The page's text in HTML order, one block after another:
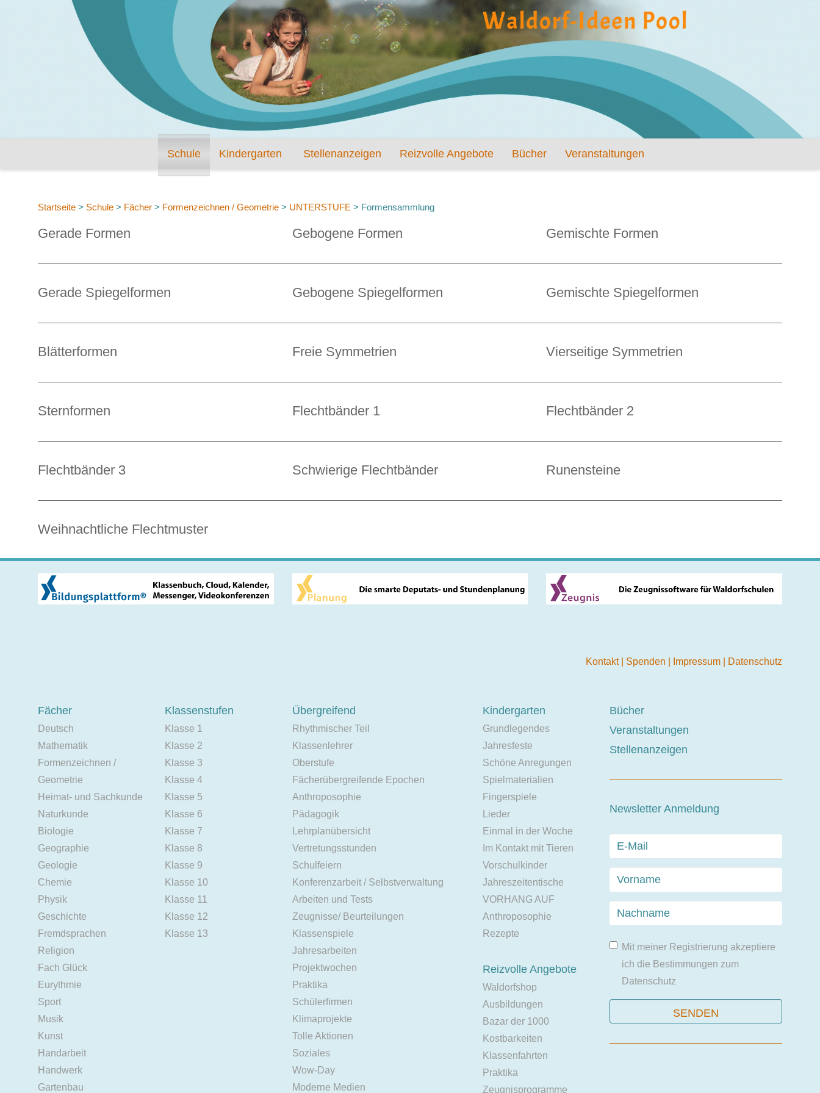
Schule Kindergarten Stellenanzeigen Reizvolle Angebote Bücher Veranstaltungen
Startseite > Schule > Fächer > Formenzeichnen / Geometrie > UNTERSTUFE > Formensammlung
Gerade Formen Gebogene Formen Gemischte Formen
Gerade Spiegelformen Gebogene Spiegelformen Gemischte Spiegelformen
Blätterformen Freie Symmetrien Vierseitige Symmetrien
Sternformen Flechtbänder 1 Flechtbänder 2
Flechtbänder 3 Schwierige Flechtbänder Runensteine
Weihnachtliche Flechtmuster
Kontakt Spenden Impressum Datenschutz
Fächer
Deutsch
Mathematik
Formenzeichnen /
Geometrie
Heimat- und Sachkunde
Naturkunde
Biologie
Geographie
Geologie
Chemie
Physik
Geschichte
Fremdsprachen
Religion
Fach Glück
Eurythmie
Sport
Musik
Kunst
Handarbeit
Handwerk
Gartenbau
Klassenstufen
Klasse 1
Klasse 2
Klasse 3
Klasse 4
Klasse 5
Klasse 6
Klasse 7
Klasse 8
Klasse 9
Klasse 10
Klasse 11
Klasse 12
Klasse 13
Übergreifend
Rhythmischer Teil
Klassenlehrer
Oberstufe
Fächerübergreifende Epochen
Anthroposophie
Pädagogik
Lehrplanübersicht
Vertretungsstunden
Schulfeiern
Konferenzarbeit / Selbstverwaltung
Arbeiten und Tests
Zeugnisse/ Beurteilungen
Klassenspiele
Jahresarbeiten
Projektwochen
Praktika
Schülerfirmen
Klimaprojekte
Tolle Aktionen
Soziales
Wow-Day
Moderne Medien
Kindergarten
Grundlegendes
Jahresfeste
Schöne Anregungen
Spielmaterialien
Fingerspiele
Lieder
Einmal in der Woche
Im Kontakt mit Tieren
Vorschulkinder
Jahreszeitentische
VORHANG AUF
Anthroposophie
Rezepte
Reizvolle Angebote
Waldorfshop
Ausbildungen
Bazar der 1000
Kostbarkeiten
Klassenfahrten
Praktika
Zeugnisprogramme
Bücher
Veranstaltungen
Stellenanzeigen
Newsletter Anmeldung
Mit meiner Registrierung akzeptiere
ich die Bestimmungen zum
Datenschutz